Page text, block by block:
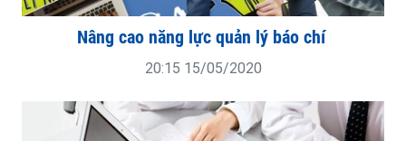
Nâng cao năng lực quản lý báo chí
20:15 15/05/2020